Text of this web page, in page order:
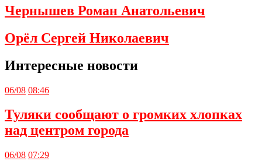
Чернышев Роман Анатольевич
Орёл Сергей Николаевич
Интересные новости
06/08 08:46
Туляки сообщают о громких хлопках
над центром города
06/08 07:29